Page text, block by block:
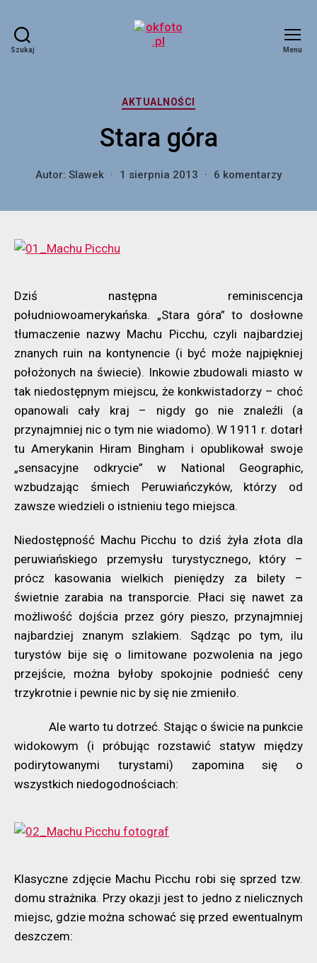
Szukaj Menu
Kategorie
AKTUALNOŚCI
Stara góra
Autor: Slawek 1 sierpnia 2013 6 komentarzydo
Dziś następna reminiscencja
południowoamerykańska. „Stara góra” to dosłowne
tłumaczenie nazwy Machu Picchu, czyli najbardziej
znanych ruin na kontynencie (i być może najpiękniej
położonych na świecie). Inkowie zbudowali miasto w
tak niedostępnym miejscu, że konkwistadorzy – choć
opanowali cały kraj – nigdy go nie znaleźli (a
przynajmniej nic o tym nie wiadomo). W 1911 r. dotarł
tu Amerykanin Hiram Bingham i opublikował swoje
„sensacyjne odkrycie” w National Geographic,
wzbudzając śmiech Peruwiańczyków, którzy od
zawsze wiedzieli o istnieniu tego miejsca.
Niedostępność Machu Picchu to dziś żyła złota dla
peruwiańskiego przemysłu turystycznego, który –
prócz kasowania wielkich pieniędzy za bilety –
świetnie zarabia na transporcie. Płaci się nawet za
możliwość dojścia przez góry pieszo, przynajmniej
najbardziej znanym szlakiem. Sądząc po tym, ilu
turystów bije się o limitowane pozwolenia na jego
przejście, można byłoby spokojnie podnieść ceny
trzykrotnie i pewnie nic by się nie zmieniło.
Ale warto tu dotrzeć. Stając o świcie na punkcie
widokowym (i próbując rozstawić statyw między
podirytowanymi turystami) zapomina się o
wszystkich niedogodnościach:
Klasyczne zdjęcie Machu Picchu robi się sprzed tzw.
domu strażnika. Przy okazji jest to jedno z nielicznych
miejsc, gdzie można schować się przed ewentualnym
deszczem: